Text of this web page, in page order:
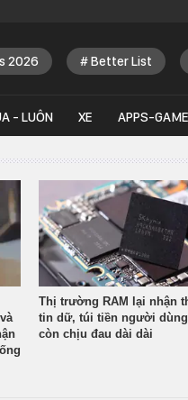
2026 Better List
- LUÔN XE APPS-GAME
Thị trường RAM lại nhận
tin dữ, túi tiền người dùng
còn chịu đau dài dài